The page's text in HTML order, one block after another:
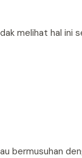
melihat hal ini
bermusuhan